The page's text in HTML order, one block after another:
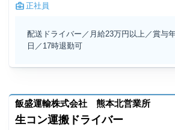
正社員
配送ドライバー／月給23万円以上／賞与
日／17時退勤可
飯盛運輸株式会社 熊本北営業所
生コン運搬ドライバー